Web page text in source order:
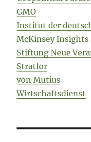
GMO
Institut der
McKinsey Insights
Stiftung Neue
Stratfor
von Mutius
Wirtschaftsdienst